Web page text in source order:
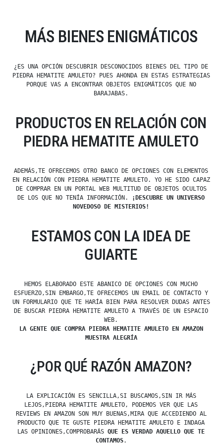
MÁS BIENES ENIGMÁTICOS
¿ES UNA OPCIÓN DESCUBRIR DESCONOCIDOS BIENES DEL TIPO DE
PIEDRA HEMATITE AMULETO? PUES AHONDA EN ESTAS ESTRATEGIAS
PORQUE VAS A ENCONTRAR OBJETOS ENIGMÁTICOS QUE NO
BARAJABAS.
PRODUCTOS EN RELACIÓN CON
PIEDRA HEMATITE AMULETO
ADEMÁS,TE OFRECEMOS OTRO BANCO DE OPCIONES CON ELEMENTOS
EN RELACIÓN CON PIEDRA HEMATITE AMULETO. YO HE SIDO CAPAZ
DE COMPRAR EN UN PORTAL WEB MULTITUD DE OBJETOS OCULTOS
DE LOS QUE NO TENÍA INFORMACIÓN.
¡DESCUBRE UN UNIVERSO
NOVEDOSO DE MISTERIOS!
ESTAMOS CON LA IDEA DE
GUIARTE
HEMOS ELABORADO ESTE ABANICO DE OPCIONES CON MUCHO
ESFUERZO,SIN EMBARGO,TE OFRECEMOS UN EMAIL DE CONTACTO Y
UN FORMULARIO QUE TE HARÍA BIEN PARA RESOLVER DUDAS ANTES
DE BUSCAR PIEDRA HEMATITE AMULETO A TRAVÉS DE UN ESPACIO
WEB.
LA GENTE QUE COMPRA PIEDRA HEMATITE AMULETO EN AMAZON
MUESTRA ALEGRÍA
¿POR QUÉ RAZÓN AMAZON?
LA EXPLICACIÓN ES SENCILLA,SI BUSCAMOS,SIN IR MÁS
LEJOS,PIEDRA HEMATITE AMULETO, PODEMOS VER QUE LAS
REVIEWS EN AMAZON SON MUY BUENAS,MIRA QUE ACCEDIENDO AL
PRODUCTO QUE TE GUSTE PIEDRA HEMATITE AMULETO E INDAGA
LAS OPINIONES,COMPROBARÁS QUE ES VERDAD AQUELLO QUE TE
CONTAMOS.